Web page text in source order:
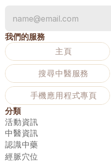
我們的服務
主頁
搜尋中醫服務
手機應用程式專頁
分類
活動資訊
中醫資訊
認識中藥
經脈穴位